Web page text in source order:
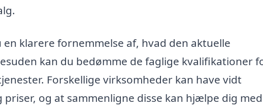
klarere fornemmelse af, hvad den aktuelle
kan du bedømme de faglige kvalifikationer
Forskellige virksomheder kan have vidt
og at sammenligne disse kan hjælpe dig